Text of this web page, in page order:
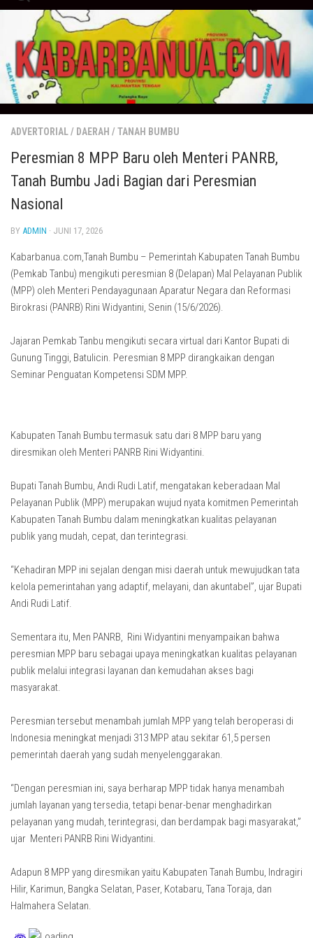
Skip
content
ADVERTORIAL/ DAERAH / TANAH BUMBU
Peresmian 8 MPP Baru oleh Menteri PANRB,
Tanah Bumbu Jadi Bagian dari Peresmian
Nasional
BY ADMIN · JUNI 17, 2026
Kabarbanua.com,Tanah Bumbu – Pemerintah Kabupaten Tanah Bumbu
(Pemkab Tanbu) mengikuti peresmian 8 (Delapan) Mal Pelayanan Publik
(MPP) oleh Menteri Pendayagunaan Aparatur Negara dan Reformasi
Birokrasi (PANRB) Rini Widyantini, Senin (15/6/2026).
Jajaran Pemkab Tanbu mengikuti secara virtual dari Kantor Bupati di
Gunung Tinggi, Batulicin. Peresmian 8 MPP dirangkaikan dengan
Seminar Penguatan Kompetensi SDM MPP.
Kabupaten Tanah Bumbu termasuk satu dari 8 MPP baru yang
diresmikan oleh Menteri PANRB Rini Widyantini.
Bupati Tanah Bumbu, Andi Rudi Latif, mengatakan keberadaan Mal
Pelayanan Publik (MPP) merupakan wujud nyata komitmen Pemerintah
Kabupaten Tanah Bumbu dalam meningkatkan kualitas pelayanan
publik yang mudah, cepat, dan terintegrasi.
“Kehadiran MPP ini sejalan dengan misi daerah untuk mewujudkan tata
kelola pemerintahan yang adaptif, melayani, dan akuntabel”, ujar Bupati
Andi Rudi Latif.
Sementara itu, Men PANRB, Rini Widyantini menyampaikan bahwa
peresmian MPP baru sebagai upaya meningkatkan kualitas pelayanan
publik melalui integrasi layanan dan kemudahan akses bagi
masyarakat.
Peresmian tersebut menambah jumlah MPP yang telah beroperasi di
Indonesia meningkat menjadi 313 MPP atau sekitar 61,5 persen
pemerintah daerah yang sudah menyelenggarakan.
“Dengan peresmian ini, saya berharap MPP tidak hanya menambah
jumlah layanan yang tersedia, tetapi benar-benar menghadirkan
pelayanan yang mudah, terintegrasi, dan berdampak bagi masyarakat,”
ujar Menteri PANRB Rini Widyantini.
Adapun 8 MPP yang diresmikan yaitu Kabupaten Tanah Bumbu, Indragiri
Hilir, Karimun, Bangka Selatan, Paser, Kotabaru, Tana Toraja, dan
Halmahera Selatan.